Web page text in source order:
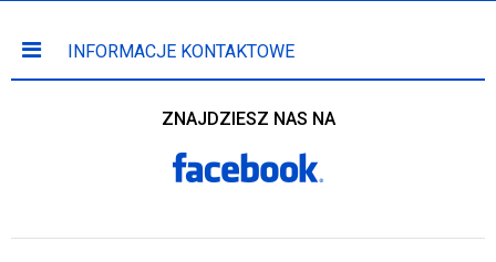
INFORMACJE KONTAKTOWE
ZNAJDZIESZ NAS NA